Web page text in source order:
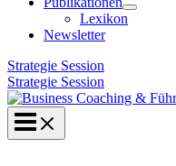
Lexikon
Newsletter
Strategie Session
Strategie Session